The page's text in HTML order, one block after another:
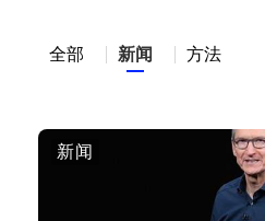
全部 新闻 方法
新闻